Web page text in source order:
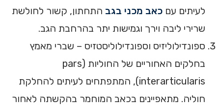
לעיתים עם כאב מכני בגב התחתון, קשור לחולשת
שרירי ליבה וירך וגמישות יתר בהרחבת הגב.
ספונדילוליזיס וספונדילוליסטזיס – שברי מאמץ
בחלקים האחוריים של החוליות (pars
interarticularis), המתפתחים לעיתים להחלקת
חוליה. מתאפיינים בכאב המוחמר בהקשתה לאחור